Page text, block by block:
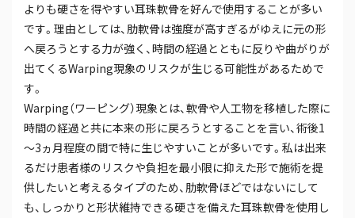
よりも硬さを得やすい耳珠軟骨を好んで使用することが多い
です。理由としては、肋軟骨は強度が高すぎるがゆえに元の形
へ戻ろうとする力が強く、時間の経過とともに反りや曲がりが
出てくるWarping現象のリスクが生じる可能性があるためで
す。
Warping（ワーピング）現象とは、軟骨や人工物を移植した際に
時間の経過と共に本来の形に戻ろうとすることを言い、術後1
～3ヵ月程度の間で特に生じやすいことが多いです。私は出来
るだけ患者様のリスクや負担を最小限に抑えた形で施術を提
供したいと考えるタイプのため、肋軟骨ほどではないにして
も、しっかりと形状維持できる硬さを備えた耳珠軟骨を使用し